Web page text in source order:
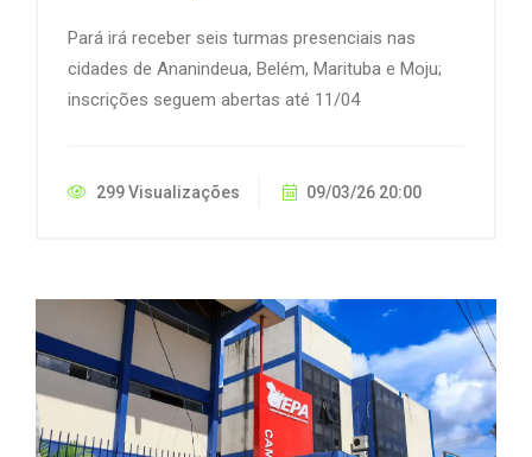
Pará irá receber seis turmas presenciais nas
cidades de Ananindeua, Belém, Marituba e Moju;
inscrições seguem abertas até 11/04
299 Visualizações 09/03/26 20:00